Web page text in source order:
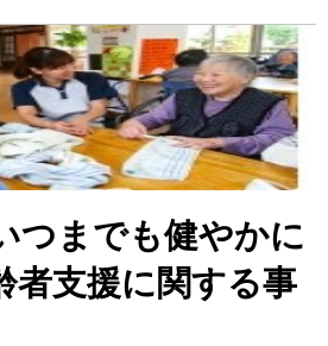
つまでも健やかに
者支援に関する事